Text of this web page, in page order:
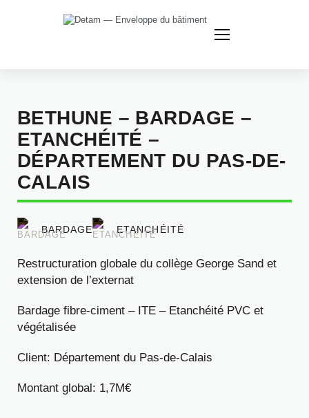
BETHUNE – BARDAGE –
ETANCHÉITÉ –
DÉPARTEMENT DU PAS-DE-
CALAIS
BARDAGE ETANCHÉITÉ
Restructuration globale du collège George Sand et
extension de l’externat
Bardage fibre-ciment – ITE – Etanchéité PVC et
végétalisée
Client: Département du Pas-de-Calais
Montant global: 1,7M€